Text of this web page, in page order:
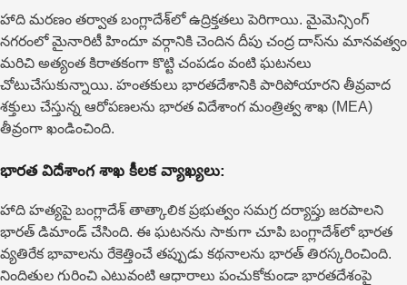
హాది మరణం తర్వాత బంగ్లాదేశ్‌లో ఉద్రిక్తతలు పెరిగాయి. మైమెన్సింగ్
నగరంలో మైనారిటీ హిందూ వర్గానికి చెందిన దీపు చంద్ర దాస్‌ను మాన‌వ‌త్వం
మ‌రిచి అత్యంత కిరాత‌కంగా కొట్టి చంపడం వంటి ఘటనలు
చోటుచేసుకున్నాయి. హంతకులు భారతదేశానికి పారిపోయారని తీవ్రవాద
శక్తులు చేస్తున్న ఆరోపణలను భారత విదేశాంగ మంత్రిత్వ శాఖ (MEA)
తీవ్రంగా ఖండించింది.
భారత విదేశాంగ శాఖ కీలక వ్యాఖ్యలు:
హాది హత్యపై బంగ్లాదేశ్ తాత్కాలిక ప్రభుత్వం సమగ్ర దర్యాప్తు జరపాలని
భారత్ డిమాండ్ చేసింది. ఈ ఘటనను సాకుగా చూపి బంగ్లాదేశ్‌లో భారత
వ్యతిరేక భావాలను రేకెత్తించే తప్పుడు కథనాలను భారత్ తిరస్కరించింది.
నిందితుల గురించి ఎటువంటి ఆధారాలు పంచుకోకుండా భారతదేశంపై